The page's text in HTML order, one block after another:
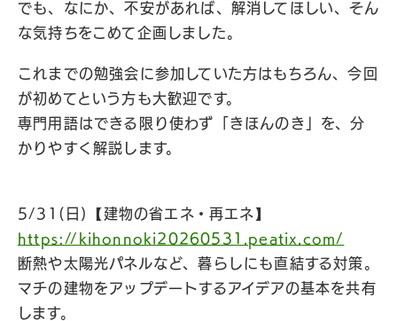
でも、なにか、不安があれば、解消してほしい、そん
な気持ちをこめて企画しました。
これまでの勉強会に参加していた方はもちろん、今回
が初めてという方も大歓迎です。
専門用語はできる限り使わず「きほんのき」を、分
かりやすく解説します。
5/31(日)【建物の省エネ・再エネ】
https://kihonnoki20260531.peatix.com/
断熱や太陽光パネルなど、暮らしにも直結する対策。
マチの建物をアップデートするアイデアの基本を共有
します。